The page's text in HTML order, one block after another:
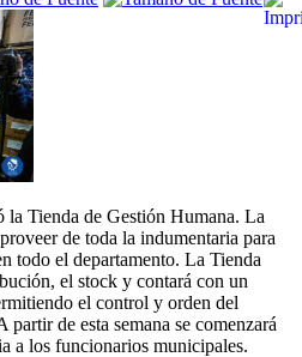
la Tienda de Gestión Humana. La
de toda la indumentaria para
todo el departamento. La Tienda
el stock y contará con un
el control y orden del
de esta semana se comenzará
a los funcionarios municipales.